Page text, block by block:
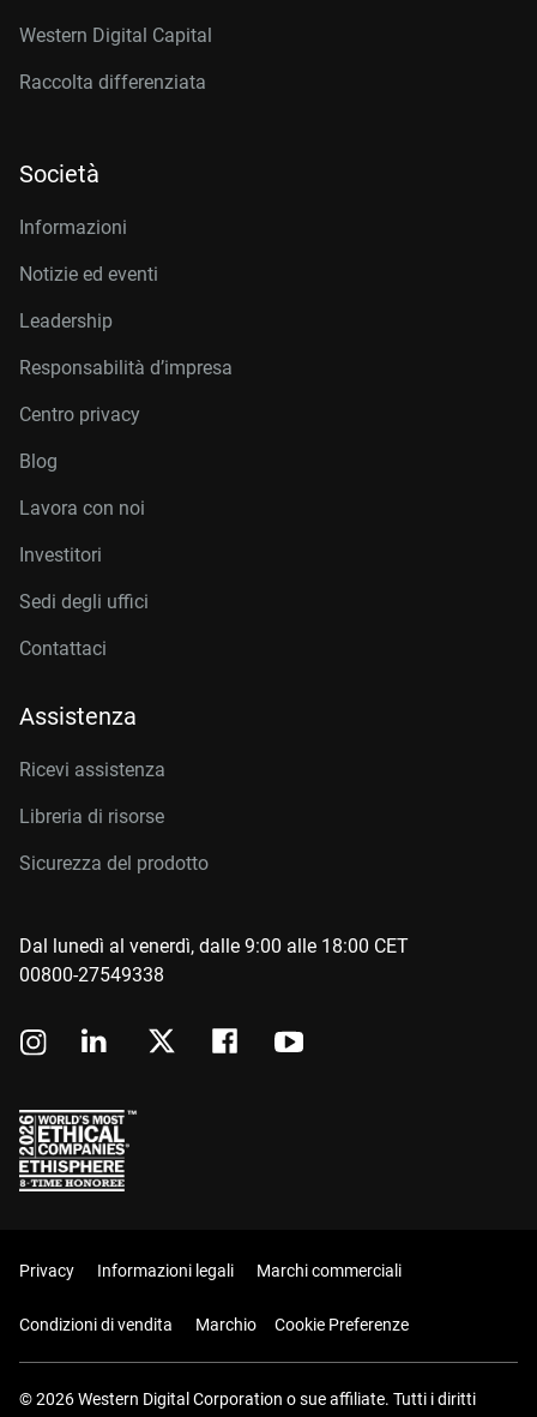
Western Digital Capital
Raccolta differenziata
Società
Informazioni
Notizie ed eventi
Leadership
Responsabilità d’impresa
Centro privacy
Blog
Lavora con noi
Investitori
Sedi degli uffici
Contattaci
Assistenza
Ricevi assistenza
Libreria di risorse
Sicurezza del prodotto
Dal lunedì al venerdì, dalle 9:00 alle 18:00 CET
00800-27549338
Privacy Informazioni legali Marchi commerciali
Condizioni di vendita Marchio Cookie Preferenze
© 2026 Western Digital Corporation o sue affiliate. Tutti i diritti